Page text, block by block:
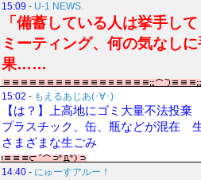
15:09 - U-1 NEWS.
「備蓄している人は挙手し
ミーティング、何の気なし
果……
15:02 - もえるあじあ(･∀･)
【は？】上高地にゴミ大量不法投
プラスチック、缶、瓶などが混在
さまざまな生ごみ
14:40 - にゅーすアルー！